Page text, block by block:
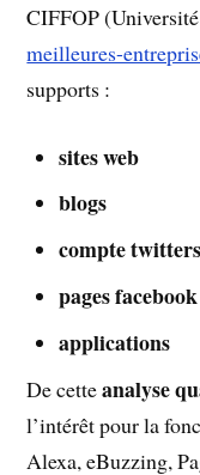
CIFFOP
meilleures-
supports :
sites web
blogs
compte twitters
pages facebook
applications
De cetteanalyse
l’intérêt pour la
Alexa, eBuzzing,